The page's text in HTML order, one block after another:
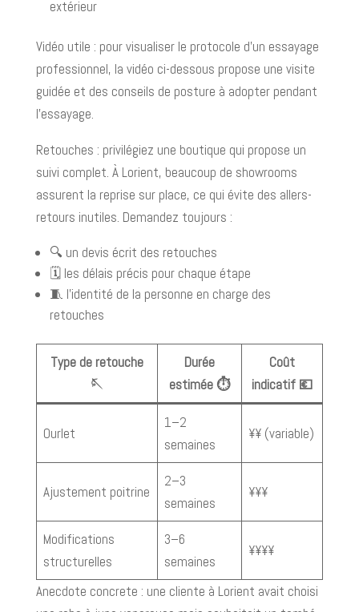
extérieur
Vidéo utile : pour visualiser le protocole d’un essayage
professionnel, la vidéo ci-dessous propose une visite
guidée et des conseils de posture à adopter pendant
l’essayage.
Retouches : privilégiez une boutique qui propose un
suivi complet. À Lorient, beaucoup de showrooms
assurent la reprise sur place, ce qui évite des allers-
retours inutiles. Demandez toujours :
🔍 un devis écrit des retouches
🗓️ les délais précis pour chaque étape
🧵 l’identité de la personne en charge des
retouches
Type de retouche
🪡
Durée
estimée ⏱️
Coût
indicatif 💶
Ourlet
1–2
semaines
¥¥ (variable)
Ajustement poitrine
2–3
semaines
¥¥¥
Modifications
structurelles
3–6
semaines
¥¥¥¥
Anecdote concrete : une cliente à Lorient avait choisi